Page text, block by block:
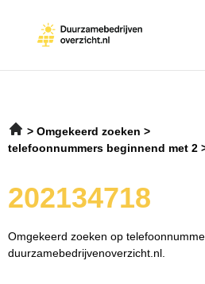
Omgekeerd zoeken
telefoonnummers beginnend met 2
202134718
Omgekeerd zoeken op
duurzamebedrijvenoverzicht.nl.